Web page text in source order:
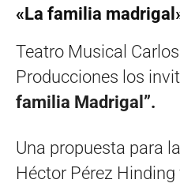
«La familia
Teatro Musical
Producciones los
familia Madrigal”.
Una propuesta para
Héctor Pérez